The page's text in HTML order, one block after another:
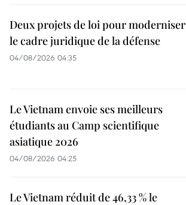
Deux projets de loi pour moderniser
le cadre juridique de la défense
04/08/2026 04:35
Le Vietnam envoie ses meilleurs
étudiants au Camp scientifique
asiatique 2026
04/08/2026 04:25
Le Vietnam réduit de 46,33 % le